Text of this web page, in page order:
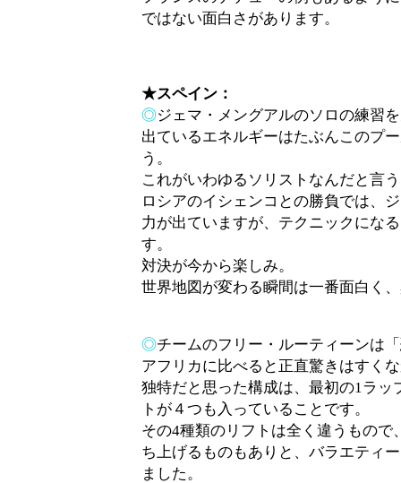
ではない面白さがあります。
★スペイン：
◎ジェマ・メングアルのソロの練習
出ているエネルギーはたぶんこのプ
う。
これがいわゆるソリストなんだと言
ロシアのイシェンコとの勝負では、
力が出ていますが、テクニックにな
す。
対決が今から楽しみ。
世界地図が変わる瞬間は一番面白く
◎チームのフリー・ルーティーンは
アフリカに比べると正直驚きはすく
独特だと思った構成は、最初の1ラッ
トが４つも入っていることです。
その4種類のリフトは全く違うもの
ち上げるものもありと、バラエティ
ました。